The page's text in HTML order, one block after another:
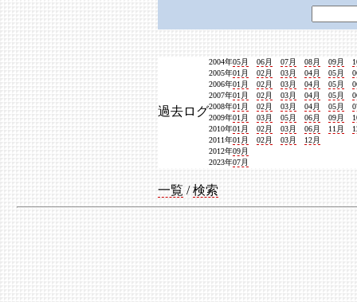
過去ログ
2004年05月 06月 07月 08月 09月
2005年01月 02月 03月 04月 05月
2006年01月 02月 03月 04月 05月
2007年01月 02月 03月 04月 05月
2008年01月 02月 03月 04月 05月
2009年01月 03月 05月 06月 09月
2010年01月 02月 03月 06月 11月
2011年01月 02月 03月
12月
2012年09月
2023年07月
一覧 /検索